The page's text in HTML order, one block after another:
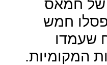
חמאס
חמש
שעמדו
המקומיות.